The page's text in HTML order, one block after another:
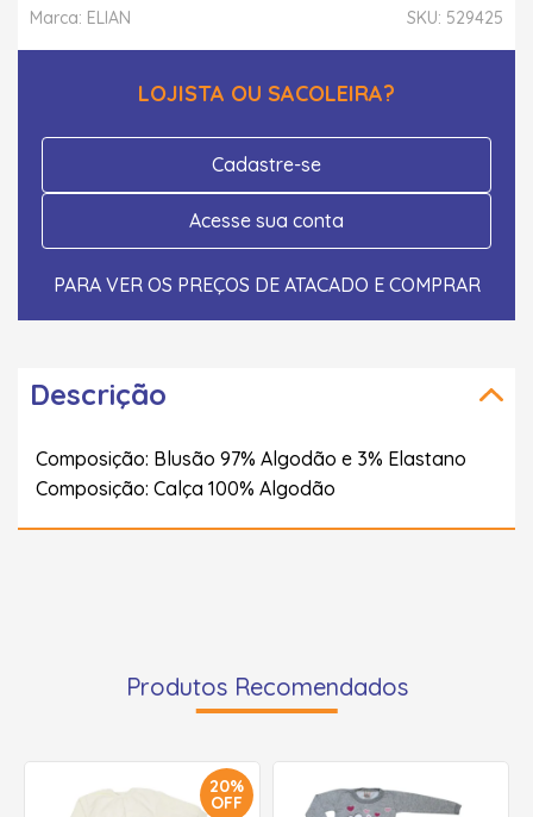
SKU: 529425
Marca: ELIAN
LOJISTA OU SACOLEIRA?
Cadastre-se
Acesse sua conta
PARA VER OS PREÇOS DE ATACADO E COMPRAR
Descrição
Composição: Blusão 97% Algodão e 3% Elastano
Composição: Calça 100% Algodão
Produtos Recomendados
20%
OFF